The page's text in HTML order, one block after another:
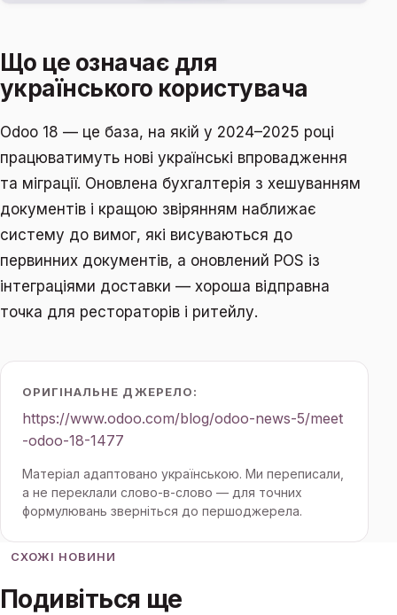
Що це означає для
українського користувача
Odoo 18 — це база, на якій у 2024–2025 році
працюватимуть нові українські впровадження
та міграції. Оновлена бухгалтерія з хешуванням
документів і кращою звірянням наближає
систему до вимог, які висуваються до
первинних документів, а оновлений POS із
інтеграціями доставки — хороша відправна
точка для рестораторів і ритейлу.
ОРИГІНАЛЬНЕ ДЖЕРЕЛО:
https://www.odoo.com/blog/odoo-news-5/meet
-odoo-18-1477
Матеріал адаптовано українською. Ми переписали,
а не переклали слово-в-слово — для точних
формулювань зверніться до першоджерела.
СХОЖІ НОВИНИ
Подивіться ще